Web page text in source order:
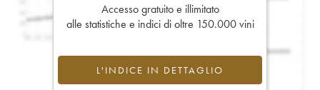
Accesso gratuito e illimitato
alle statistiche e indici di oltre 150.000 vini
L'INDICE IN DETTAGLIO